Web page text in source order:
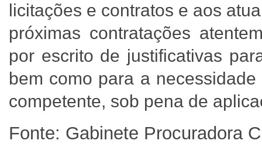
licitações e contratos e aos
próximas contratações
por escrito de justificativas
bem como para a
competente, sob pena de
Fonte: Gabinete Procuradora